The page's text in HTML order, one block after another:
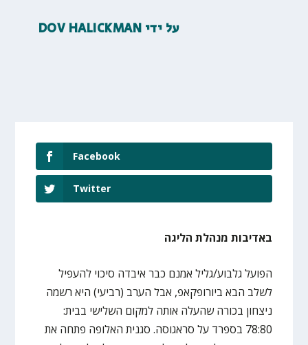
על ידי DOV HALICKMAN
Facebook
Twitter
באדיבות מנהלת הליגה
הפועל גלבוע/גליל אמנם כבר איבדה סיכוי להעפיל
לשלב הבא ביורופקאפ, אבל הערב (רביעי) היא רשמה
ניצחון בכורה שהעלה אותה למקום השלישי בבית:
78:80 בספרד על סראגוסה. סגנית האלופה פתחה את